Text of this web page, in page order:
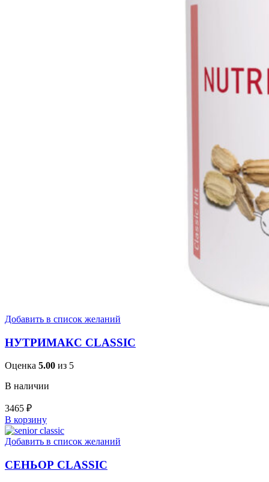
Добавить в список желаний
НУТРИМАКС CLASSIC
Оценка 5.00 из 5
В наличии
3465 ₽
В корзину
Добавить в список желаний
СЕНЬОР CLASSIC